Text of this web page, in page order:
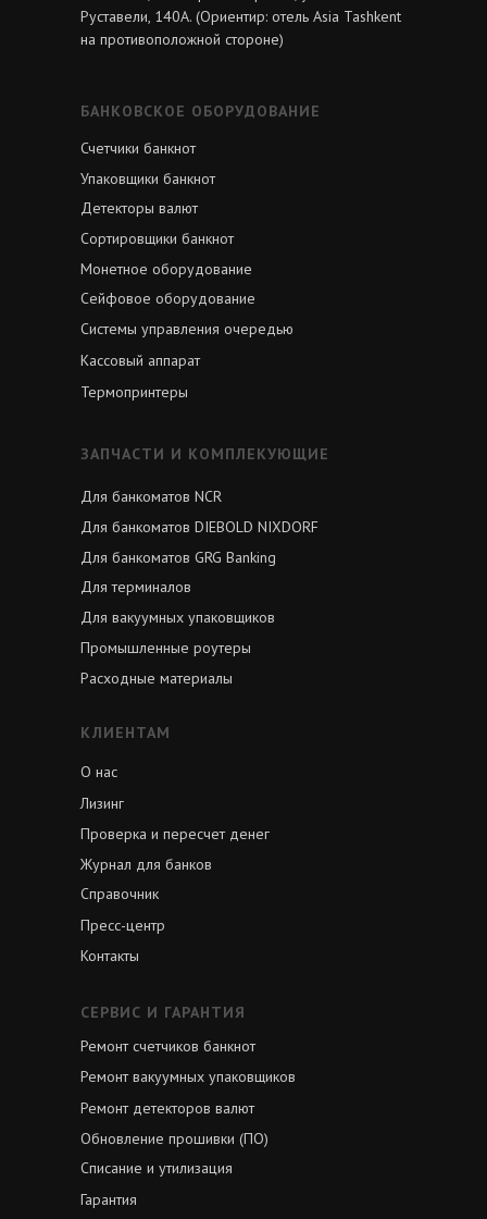
БАНКОВСКОЕ ОБОРУДОВАНИЕ
Счетчики банкнот
КЛИЕНТАМ
О нас
СЕРВИС И ГАРАНТИЯ
ЗАПЧАСТИ И КОМПЛЕКУЮЩИЕ
Для банкоматов NCR
Руставели, 140А. (Ориентир: отель Asia Tashkent
на противоположной стороне)
Детекторы валют
Упаковщики банкнот
Сортировщики банкнот
Монетное оборудование
Сейфовое оборудование
Лизинг
Ремонт счетчиков банкнот
Журнал для банков
Справочник
Пресс-центр
Для терминалов
Для банкоматов DIEBOLD NIXDORF
Для банкоматов GRG Banking
Расходные материалы
Контакты
Ремонт вакуумных упаковщиков
Ремонт детекторов валют
Обновление прошивки (ПО)
Списание и утилизация
Гарантия
Проверка и пересчет денег
Для вакуумных упаковщиков
Промышленные роутеры
Системы управления очередью
Кассовый аппарат
Термопринтеры